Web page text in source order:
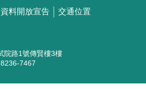
料開放宣告 交通位置
院路1號傳賢樓3樓
7467